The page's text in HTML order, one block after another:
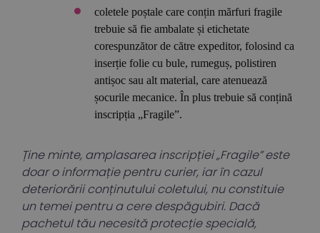
coletele poștale care conțin mărfuri fragile
trebuie să fie ambalate și etichetate
corespunzător de către expeditor, folosind ca
inserție folie cu bule, rumeguș, polistiren
antișoc sau alt material, care atenuează
șocurile mecanice. În plus trebuie să conțină
inscripția „Fragile”.
Ține minte, amplasarea inscripției „Fragile” este
doar o informație pentru curier, iar în cazul
deteriorării conținutului coletului, nu constituie
un temei pentru a cere despăgubiri. Dacă
pachetul tău necesită protecție specială,